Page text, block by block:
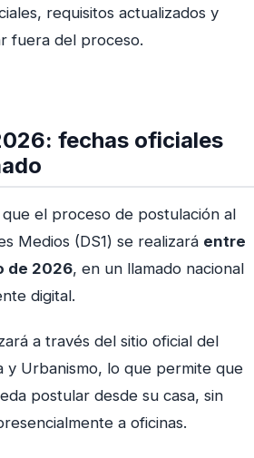
requisitos actualizados y
fuera del proceso.
fechas oficiales
el proceso de postulación al
Medios (DS1) se realizará entre
de 2026, en un llamado nacional
digital.
a través del sitio oficial del
y Urbanismo, lo que permite que
postular desde su casa, sin
a oficinas.